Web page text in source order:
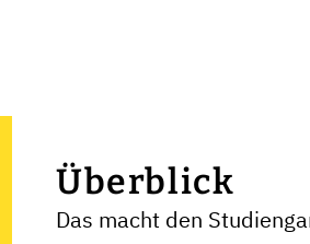
Überblick
Das macht den